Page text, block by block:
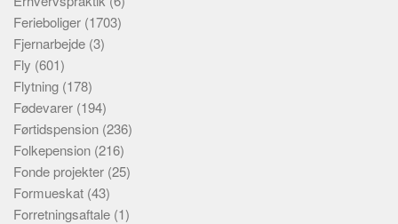
Ferieboliger (1703)
Fjernarbejde (3)
Fly (601)
Flytning (178)
Fødevarer (194)
Førtidspension (236)
Folkepension (216)
Fonde projekter (25)
Formueskat (43)
Forretningsaftale (1)